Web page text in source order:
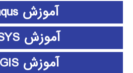
آموزش abaqus
آموزش ANSYS
آموزش ArcGIS